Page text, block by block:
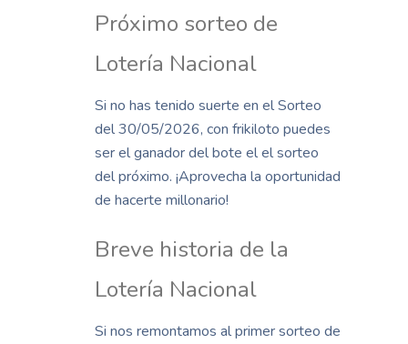
Próximo sorteo de
Lotería Nacional
Si no has tenido suerte en el Sorteo
del 30/05/2026, con frikiloto puedes
ser el ganador del bote el el sorteo
del próximo. ¡Aprovecha la oportunidad
de hacerte millonario!
Breve historia de la
Lotería Nacional
Si nos remontamos al primer sorteo de